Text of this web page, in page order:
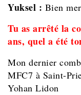
Yuksel : Bien
Tu as arrêté la
ans, quel a été
Mon dernier
MFC7 à Saint-
Yohan Lidon